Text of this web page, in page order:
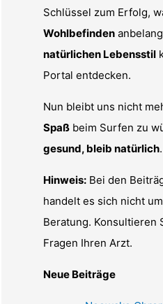
Schlüssel zum Erfolg,
Wohlbefinden
natürlichen Lebensstil
Portal entdecken.
Nun bleibt uns nicht
Spaß beim Surfen zu
gesund, bleib natürlich.
Hinweis: Bei den
handelt es sich nicht
Beratung. Konsultieren
Fragen Ihren Arzt.
Neue Beiträge